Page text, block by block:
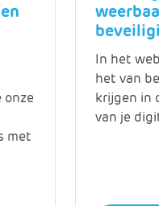
automatiseren
met
In het
het van
krijgen in
van je